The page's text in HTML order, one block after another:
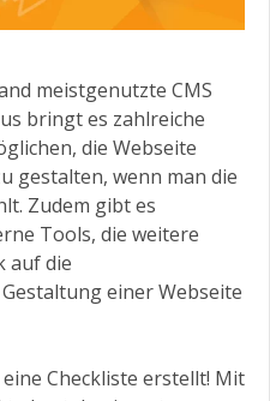
meistgenutzte CMS
bringt es zahlreiche
die Webseite
gestalten, wenn man die
Zudem gibt es
Tools, die weitere
auf die
einer Webseite
Checkliste erstellt! Mit